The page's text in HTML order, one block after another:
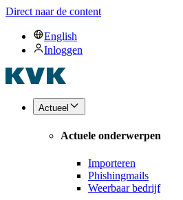
Direct naar de content
English
Inloggen
Actueel
Actuele onderwerpen
Importeren
Phishingmails
Weerbaar bedrijf